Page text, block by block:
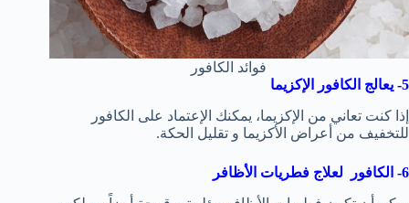
فوائد الكافور
5- يعالج الكافور الإكزيما
إذا كنت تعاني من الإكزيما، يمكنك الإعتماد على الكافور
للتخفيف من أعراض الأكزيما و تقليل الحكة.
6- الكافور لعلاج فطريات الأظافر